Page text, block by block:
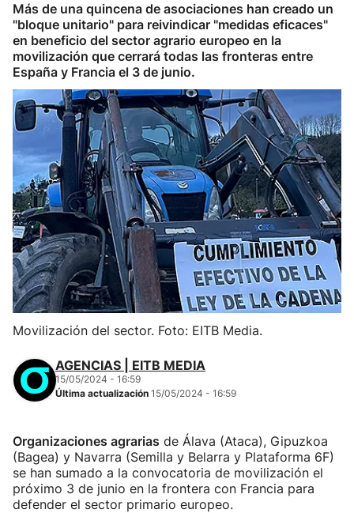
Más de una quincena de asociaciones han creado un
"bloque unitario" para reivindicar "medidas eficaces"
en beneficio del sector agrario europeo en la
movilización que cerrará todas las fronteras entre
España y Francia el 3 de junio.
Movilización del sector. Foto: EITB Media.
AGENCIAS | EITB MEDIA
15/05/2024 - 16:59
Última actualización 15/05/2024 - 16:59
Organizaciones agrarias de Álava (Ataca), Gipuzkoa
(Bagea) y Navarra (Semilla y Belarra y Plataforma 6F)
se han sumado a la convocatoria de movilización el
próximo 3 de junio en la frontera con Francia para
defender el sector primario europeo.